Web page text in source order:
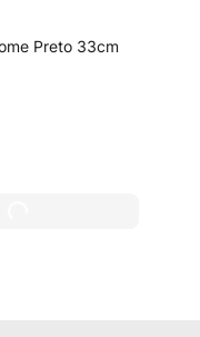
Preto 33cm